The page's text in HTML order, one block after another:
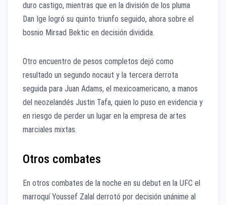
duro castigo, mientras que en la división de los pluma
Dan Ige logró su quinto triunfo seguido, ahora sobre el
bosnio Mirsad Bektic en decisión dividida.
Otro encuentro de pesos completos dejó como
resultado un segundo nocaut y la tercera derrota
seguida para Juan Adams, el mexicoamericano, a manos
del neozelandés Justin Tafa, quien lo puso en evidencia y
en riesgo de perder un lugar en la empresa de artes
marciales mixtas.
Otros combates
En otros combates de la noche en su debut en la UFC el
marroquí Youssef Zalal derrotó por decisión unánime al